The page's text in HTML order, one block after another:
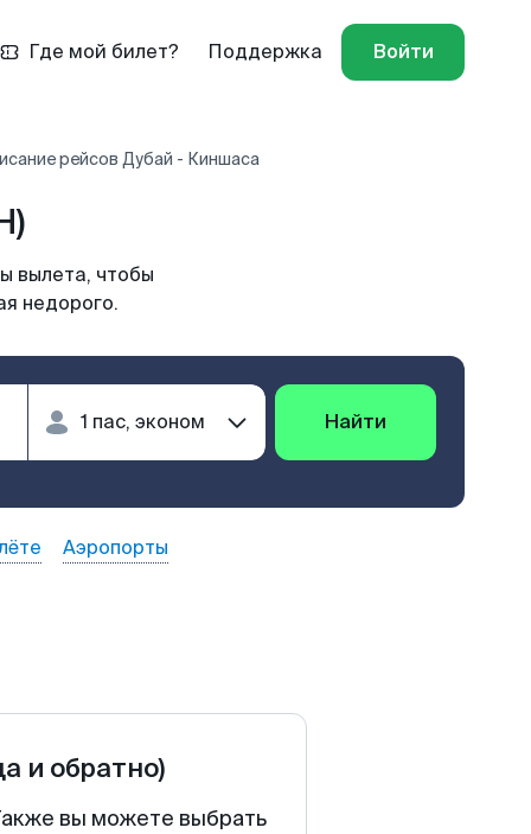
Где мой билет? Поддержка Войти
рейсов Дубай - Киншаса
вылета, чтобы
недорого.
Найти
Аэропорты
и обратно)
вы можете выбрать